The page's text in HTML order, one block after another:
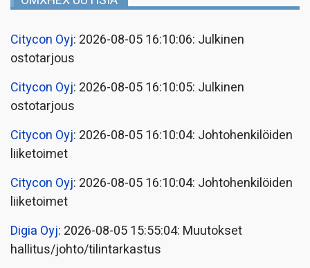
Citycon Oyj: 2026-08-05 16:10:06: Julkinen
ostotarjous
Citycon Oyj: 2026-08-05 16:10:05: Julkinen
ostotarjous
Citycon Oyj: 2026-08-05 16:10:04: Johtohenkilöiden
liiketoimet
Citycon Oyj: 2026-08-05 16:10:04: Johtohenkilöiden
liiketoimet
Digia Oyj: 2026-08-05 15:55:04: Muutokset
hallitus/johto/tilintarkastus